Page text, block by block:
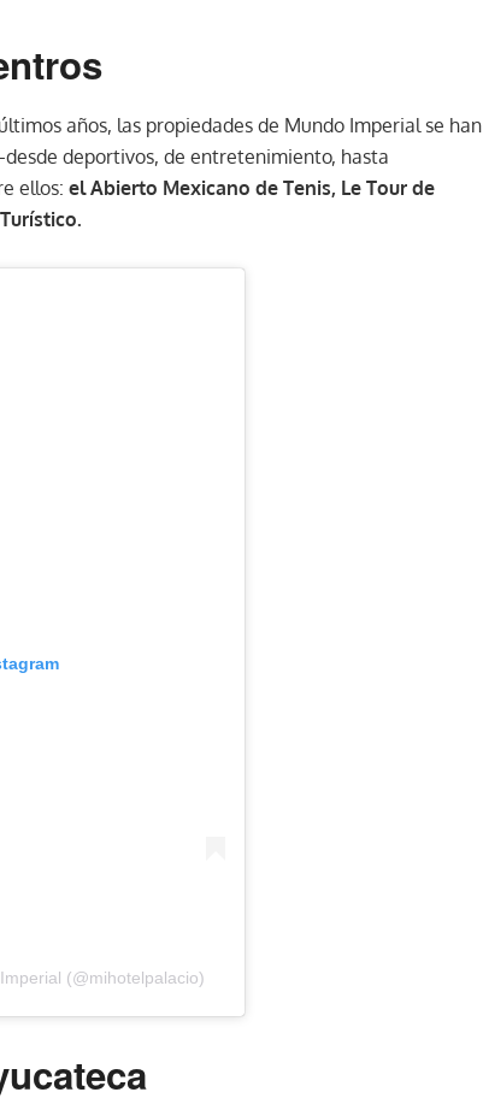
años, las propiedades de Mundo Imperial se han
deportivos, de entretenimiento, hasta
ellos: el Abierto Mexicano de Tenis, Le Tour de
(@mihotelpalacio)